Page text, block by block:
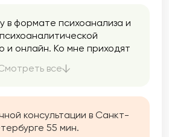
в формате психоанализа и
и онлайн. Ко мне приходят
искать уникальный подход
все
консультации в Санкт-
55 мин.